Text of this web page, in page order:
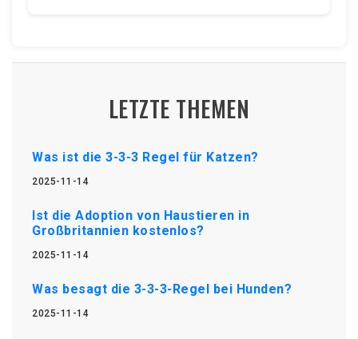
LETZTE THEMEN
Was ist die 3-3-3 Regel für Katzen?
2025-11-14
Ist die Adoption von Haustieren in
Großbritannien kostenlos?
2025-11-14
Was besagt die 3-3-3-Regel bei Hunden?
2025-11-14